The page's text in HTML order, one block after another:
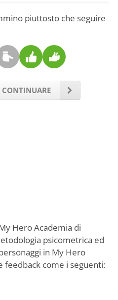
piuttosto che seguire
CONTINUARE
Hero Academia di
psicometrica ed
in My Hero
feedback come i seguenti: